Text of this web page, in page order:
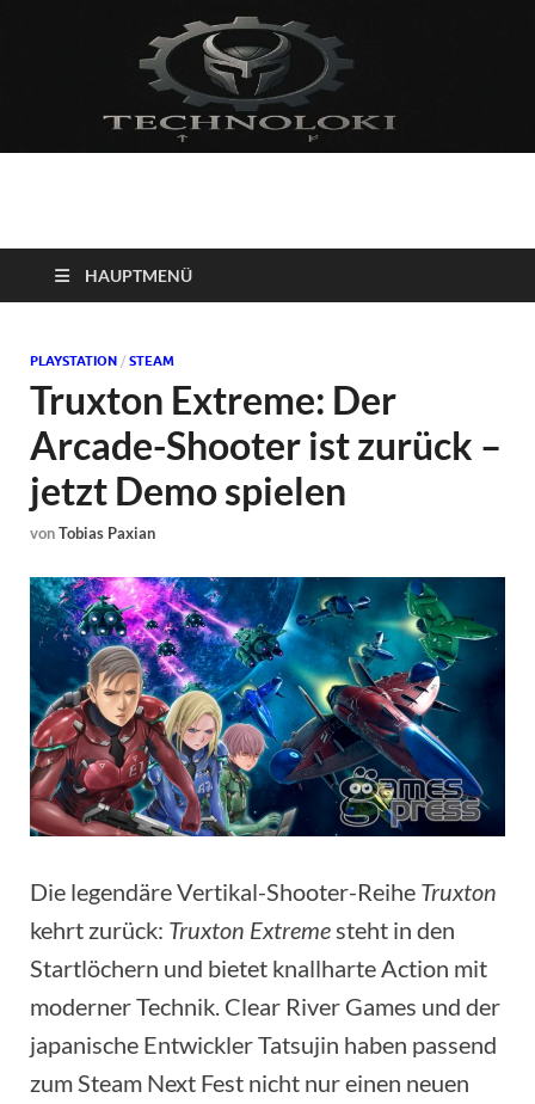
Technoloki: Gaming
und Entertainment
News
Blockbuster, Indie-Perlen und Retro-Klassiker.
HAUPTMENÜ
PLAYSTATION / STEAM
Truxton Extreme: Der
Arcade-Shooter ist zurück –
jetzt Demo spielen
vonTobias Paxian
Die legendäre Vertikal-Shooter-Reihe Truxton
kehrt zurück: Truxton Extremesteht in den
Startlöchern und bietet knallharte Action mit
moderner Technik. Clear River Games und der
japanische Entwickler Tatsujin haben passend
zum Steam Next Fest nicht nur einen neuen